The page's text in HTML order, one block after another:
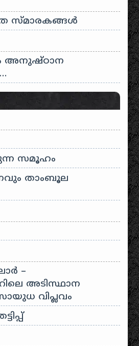
സ്മാരകങ്ങൾ
അനുഷ്ഠാന
സമൂഹം
താംബൂല
–
അടിസ്ഥാന
വിപ്ലവം